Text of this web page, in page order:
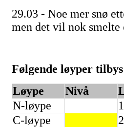
29.03 - Noe mer snø
men det vil nok
Følgende løyper
Løype
Nivå
N-løype
C-løype